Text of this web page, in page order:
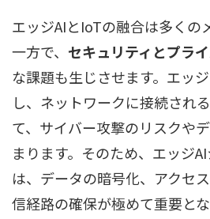
エッジAIとIoTの融合は多くの
一方で、 セキュリティとプラ
な課題も生じさせます。エッ
し、ネットワークに接続され
て、サイバー攻撃のリスクや
まります。そのため、エッジ
は、データの暗号化、アクセ
信経路の確保が極めて重要とな